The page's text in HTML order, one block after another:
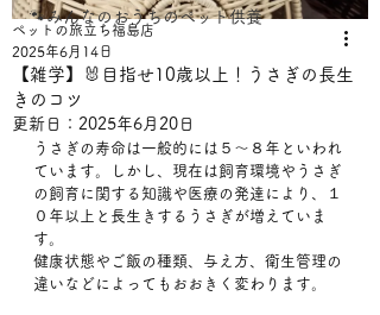
🐾みんなのおうちのペット供養
【雑学】🐰目指せ10歳以上！うさぎの長生
きのコツ
ペットの旅立ち福島店
2025年6月14日
更新日： 2025年6月20日
うさぎの寿命は一般的には５～８年といわれ
ています。しかし、現在は飼育環境やうさぎ
の飼育に関する知識や医療の発達により、１
０年以上と長生きするうさぎが増えていま
す。
健康状態やご飯の種類、与え方、衛生管理の
違いなどによってもおおきく変わります。